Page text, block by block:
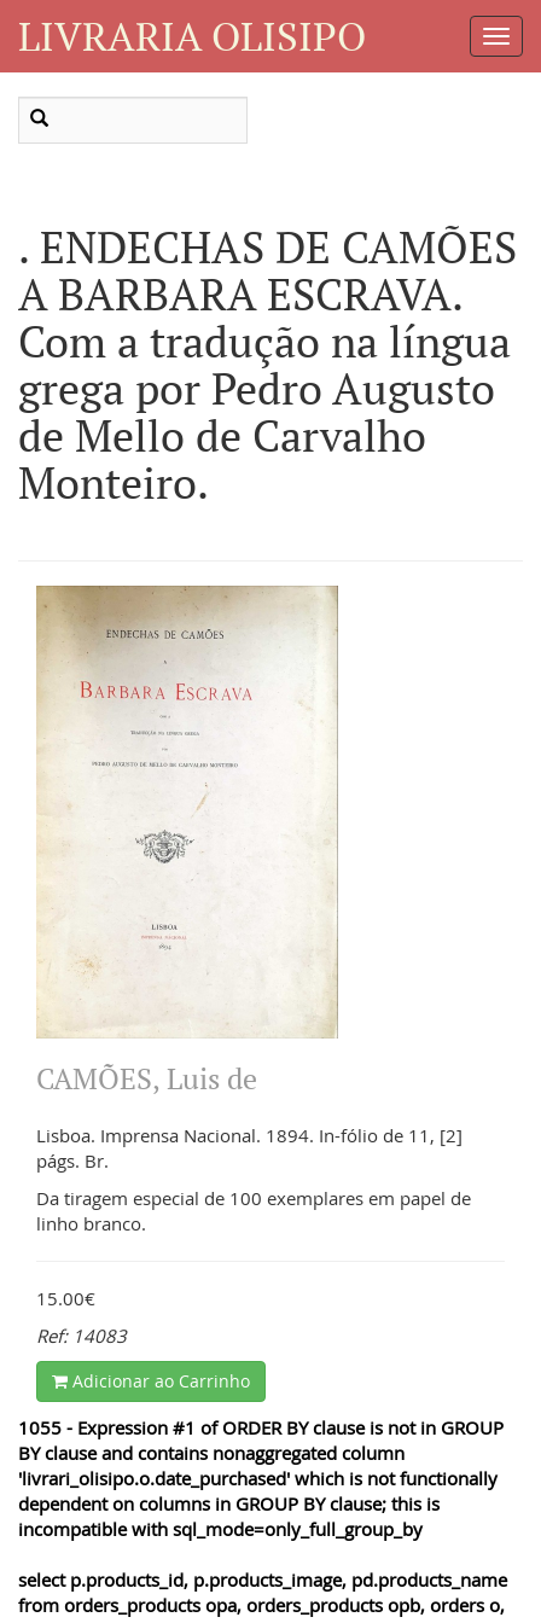
LIVRARIA OLISIPO
. ENDECHAS DE CAMÕES
A BARBARA ESCRAVA.
Com a tradução na língua
grega por Pedro Augusto
de Mello de Carvalho
Monteiro.
CAMÕES, Luis de
Lisboa. Imprensa Nacional. 1894. In-fólio de 11, [2]
págs. Br.
Da tiragem especial de 100 exemplares em papel de
linho branco.
15.00€
Ref: 14083
Adicionar ao Carrinho
1055 - Expression #1 of ORDER BY clause is not in GROUP
BY clause and contains nonaggregated column
'livrari_olisipo.o.date_purchased' which is not functionally
dependent on columns in GROUP BY clause; this is
incompatible with sql_mode=only_full_group_by
select p.products_id, p.products_image, pd.products_name
from orders_products opa, orders_products opb, orders o,